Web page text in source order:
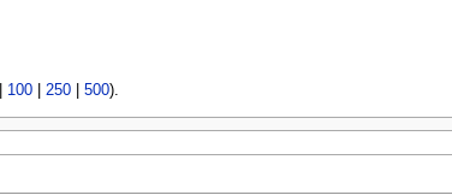
100| 250| 500).